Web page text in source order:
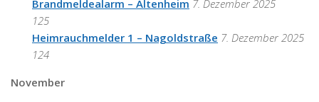
Brandmeldealarm – Altenheim 7. Dezember 2025
125
Heimrauchmelder 1 – Nagoldstraße 7. Dezember 2025
124
November